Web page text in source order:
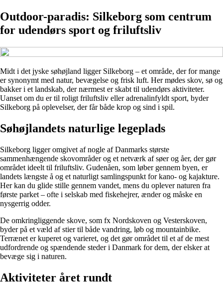
Outdoor-paradis: Silkeborg som centrum
for udendørs sport og friluftsliv
Midt i det jyske søhøjland ligger Silkeborg – et område, der for mange
er synonymt med natur, bevægelse og frisk luft. Her mødes skov, sø og
bakker i et landskab, der nærmest er skabt til udendørs aktiviteter.
Uanset om du er til roligt friluftsliv eller adrenalinfyldt sport, byder
Silkeborg på oplevelser, der får både krop og sind i spil.
Søhøjlandets naturlige legeplads
Silkeborg ligger omgivet af nogle af Danmarks største
sammenhængende skovområder og et netværk af søer og åer, der gør
området ideelt til friluftsliv. Gudenåen, som løber gennem byen, er
landets længste å og et naturligt samlingspunkt for kano- og kajakture.
Her kan du glide stille gennem vandet, mens du oplever naturen fra
første parket – ofte i selskab med fiskehejrer, ænder og måske en
nysgerrig odder.
De omkringliggende skove, som fx Nordskoven og Vesterskoven,
byder på et væld af stier til både vandring, løb og mountainbike.
Terrænet er kuperet og varieret, og det gør området til et af de mest
udfordrende og spændende steder i Danmark for dem, der elsker at
bevæge sig i naturen.
Aktiviteter året rundt